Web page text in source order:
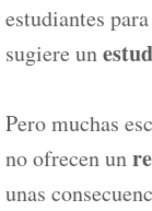
estudiantes
sugiere un
Pero muchas
no ofrecen un
unas